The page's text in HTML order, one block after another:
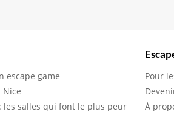
escape game
Nice
les salles qui font le plus peur
Pour
À